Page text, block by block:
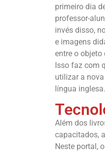
primeiro dia
professor-
invés disso,
e imagens
entre o objeto
Isso faz com
utilizar a
língua inglesa.
Além dos
capacitados,
Neste portal,